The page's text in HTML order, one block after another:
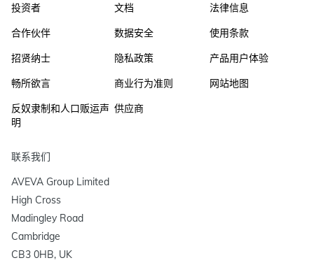
投资者
合作伙伴
招贤纳士
畅所欲言
反奴隶制和人口贩运声
明
文档
数据安全
隐私政策
商业行为准则
供应商
法律信息
使用条款
产品用户体验
网站地图
联系我们
AVEVA Group Limited
High Cross
Madingley Road
Cambridge
CB3 0HB, UK